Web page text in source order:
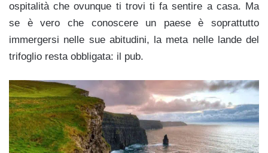
ospitalità che ovunque ti trovi ti fa sentire a casa. Ma
se è vero che conoscere un paese è soprattutto
immergersi nelle sue abitudini, la meta nelle lande del
trifoglio resta obbligata: il pub.